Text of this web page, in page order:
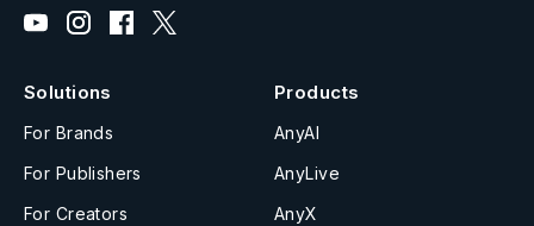
Solutions
For Brands
For Publishers
For Creators
Products
AnyAI
AnyLive
AnyX